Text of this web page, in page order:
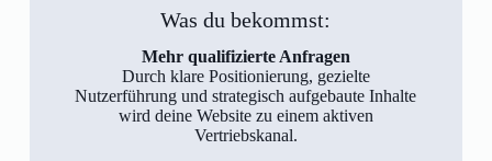
Was du bekommst:
Mehr qualifizierte Anfragen
Durch klare Positionierung, gezielte
Nutzerführung und strategisch aufgebaute Inhalte
wird deine Website zu einem aktiven
Vertriebskanal.